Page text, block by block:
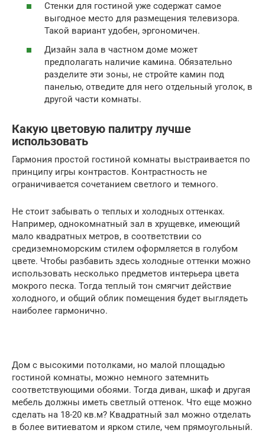
Стенки для гостиной уже содержат самое
выгодное место для размещения телевизора.
Такой вариант удобен, эргономичен.
Дизайн зала в частном доме может
предполагать наличие камина. Обязательно
разделите эти зоны, не стройте камин под
панелью, отведите для него отдельный уголок, в
другой части комнаты.
Какую цветовую палитру лучше
использовать
Гармония простой гостиной комнаты выстраивается по
принципу игры контрастов. Контрастность не
ограничивается сочетанием светлого и темного.
Не стоит забывать о теплых и холодных оттенках.
Например, однокомнатный зал в хрущевке, имеющий
мало квадратных метров, в соответствии со
средиземноморским стилем оформляется в голубом
цвете. Чтобы разбавить здесь холодные оттенки можно
использовать несколько предметов интерьера цвета
мокрого песка. Тогда теплый тон смягчит действие
холодного, и общий облик помещения будет выглядеть
наиболее гармонично.
Дом с высокими потолками, но малой площадью
гостиной комнаты, можно немного затемнить
соответствующими обоями. Тогда диван, шкаф и другая
мебель должны иметь светлый оттенок. Что еще можно
сделать на 18-20 кв.м? Квадратный зал можно отделать
в более витиеватом и ярком стиле, чем прямоугольный.